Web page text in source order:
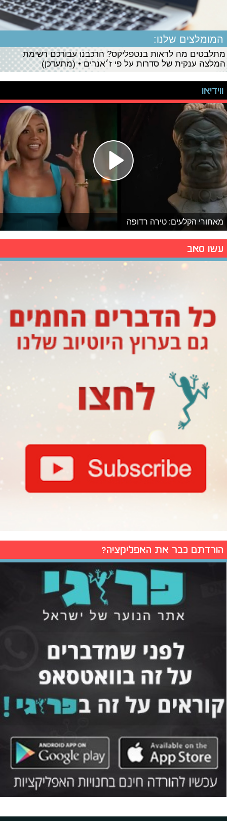
המומלצים שלנו:
מתלבטים מה לראות בנטפליקס? הרכבנו עבורכם רשימת
המלצה ענקית של סדרות על פי ז׳אנרים • (מתעדכן)
ווידיאו
מאחורי הקלעים: טירה רדופה
עשו סאב
הורדתם כבר את האפליקציה?